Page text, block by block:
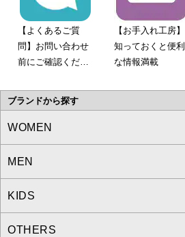
【よくあるご質
問】お問い合わせ
前にご確認くださ
【お手入れ工房】
知っておくと便利
な情報満載
ブランドから探す
WOMEN
a.v.v
MICHEL KLEIN
MK MICHEL KLEIN
MEN
a.v.v
MICHEL KLEIN HOMME
KIDS
a.v.v
OTHERS